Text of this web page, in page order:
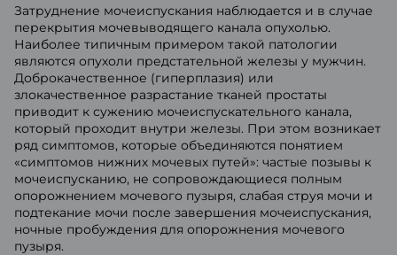
Затруднение мочеиспускания наблюдается и в случае
перекрытия мочевыводящего канала опухолью.
Наиболее типичным примером такой патологии
являются опухоли предстательной железы у мужчин.
Доброкачественное (гиперплазия) или
злокачественное разрастание тканей простаты
приводит к сужению мочеиспускательного канала,
который проходит внутри железы. При этом возникает
ряд симптомов, которые объединяются понятием
«симптомов нижних мочевых путей»: частые позывы к
мочеиспусканию, не сопровождающиеся полным
опорожнением мочевого пузыря, слабая струя мочи и
подтекание мочи после завершения мочеиспускания,
ночные пробуждения для опорожнения мочевого
пузыря.